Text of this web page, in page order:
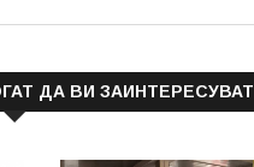
ДА ВИ ЗАИНТЕРЕСУВАТ